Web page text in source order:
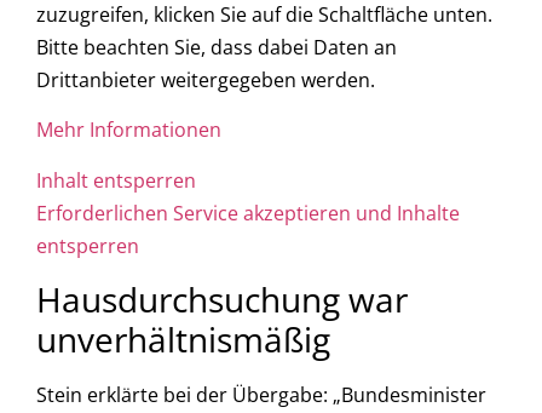
zuzugreifen, klicken Sie auf die Schaltfläche unten.
Bitte beachten Sie, dass dabei Daten an
Drittanbieter weitergegeben werden.
Mehr Informationen
Inhalt entsperren
Erforderlichen Service akzeptieren und Inhalte
entsperren
Hausdurchsuchung war
unverhältnismäßig
Stein erklärte bei der Übergabe: „Bundesminister